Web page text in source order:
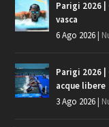
Parigi 2026
vasca
6 Ago 2026|
Parigi 2026
acque libere
3 Ago 2026|